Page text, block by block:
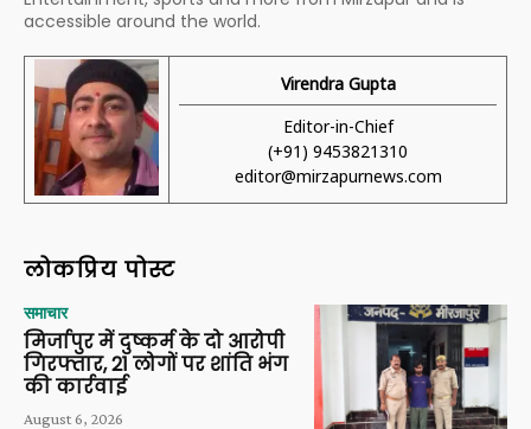
accessible around the world.
Virendra Gupta
Editor-in-Chief
(+91) 9453821310
editor@mirzapurnews.com
लोकप्रिय पोस्ट
समाचार
मिर्जापुर में दुष्कर्म के दो आरोपी
गिरफ्तार, 21 लोगों पर शांति भंग
की कार्रवाई
August 6, 2026